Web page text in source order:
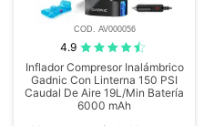
COD. AV000056
4.9
Inflador Compresor Inalámbrico
Gadnic Con Linterna 150 PSI
Caudal De Aire 19L/Min Batería
6000 mAh